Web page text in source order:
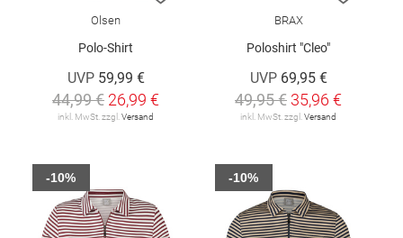
Olsen
Polo-Shirt
UVP 59,99 €
44,99 € 26,99 €
inkl. MwSt. zzgl. Versand
BRAX
Poloshirt "Cleo"
UVP 69,95 €
49,95 € 35,96 €
inkl. MwSt. zzgl. Versand
-10% -10%